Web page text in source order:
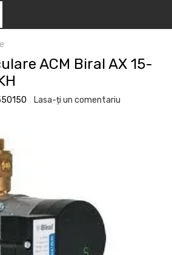
ACM Biral AX 15-
Lasa-ți un comentariu